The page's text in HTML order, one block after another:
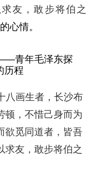
友，敢步将伯之
心情。
八画生者，长沙布
顿，不惜己身而为
欲觅同道者，皆吾
求友，敢步将伯之